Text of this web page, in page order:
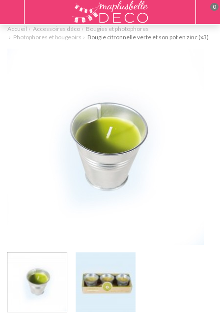
Accueil Accessoires déco
Bougies et photophores
Photophores et bougeoirs
Bougie citronnelle verte et son pot en zinc (x3)
0